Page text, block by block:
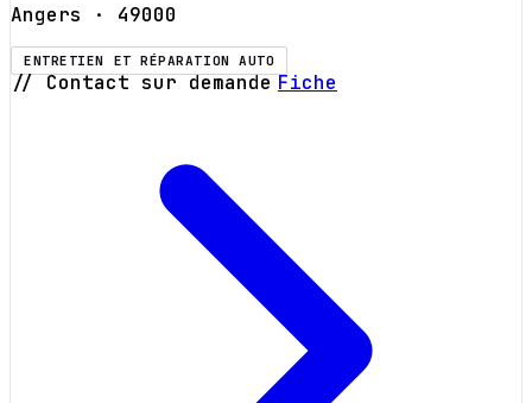
Angers · 49000
ENTRETIEN ET RÉPARATION AUTO
// Contact sur demande Fiche